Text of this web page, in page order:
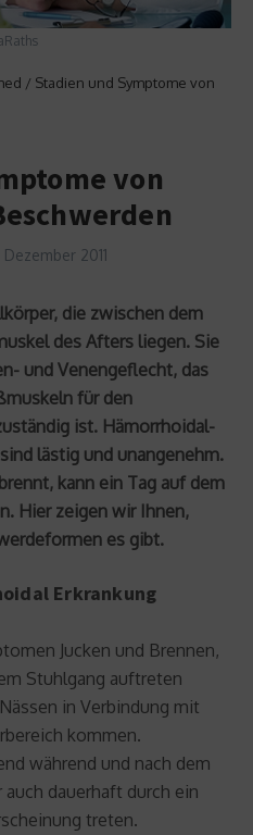
/ Stadien und Symptome von
von
Dezember 2011
die zwischen dem
des Afters liegen. Sie
und Venengeflecht, das
für den
ist. Hämorrhoidal-
lästig und unangenehm.
kann ein Tag auf dem
Hier zeigen wir Ihnen,
es gibt.
Erkrankung
Jucken und Brennen,
Stuhlgang auftreten
in Verbindung mit
kommen.
während und nach dem
dauerhaft durch ein
treten.